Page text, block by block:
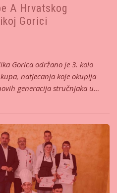
A Hrvatskog
Gorici
Gorica održano je 3. kolo
natjecanja koje okuplja
generacija stručnjaka u…